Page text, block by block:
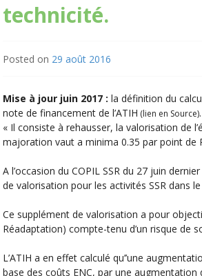
technicité.
Posted on 29 août 2016
Mise à jour juin 2017 : la définition du
note de financement de l’ATIH (lien en Source).
« Il consiste à rehausser, la valorisation de
majoration vaut a minima 0.35 par point de
A l’occasion du COPIL SSR du 27 juin dernier
de valorisation pour les activités SSR dans
Ce supplément de valorisation a pour
Réadaptation) compte-tenu d’un risque de
L’ATIH a en effet calculé qu’’une
base des coûts ENC, par une